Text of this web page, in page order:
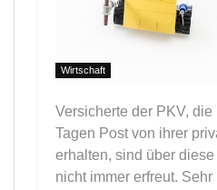
Wirtschaft
Versicherte der PKV,
Tagen Post von ihrer
erhalten, sind über
nicht immer erfreut.